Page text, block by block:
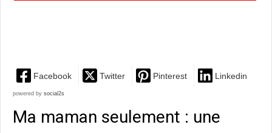
Facebook Twitter Pinterest Linkedin
powered by social2s
Ma maman seulement : une